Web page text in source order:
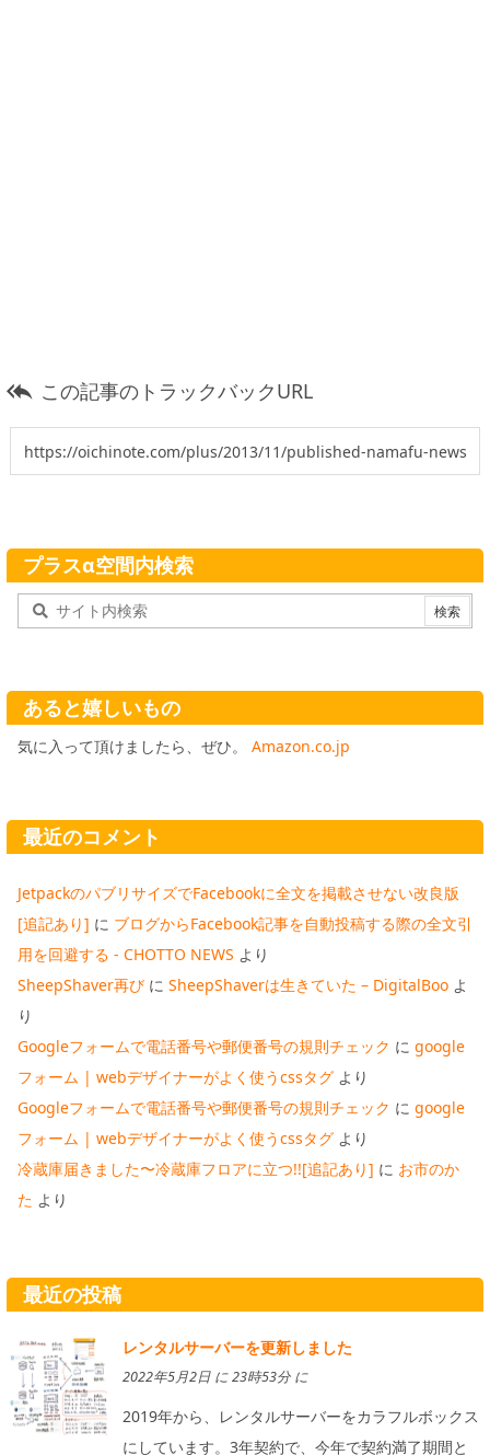
 この記事のトラックバックURL
プラスα空間内検索
あると嬉しいもの
気に入って頂けましたら、ぜひ。 Amazon.co.jp
最近のコメント
JetpackのパブリサイズでFacebookに全文を掲載させない改良版
[追記あり] に ブログからFacebook記事を自動投稿する際の全文引
用を回避する - CHOTTO NEWS より
SheepShaver再び に SheepShaverは生きていた – DigitalBoo よ
り
Googleフォームで電話番号や郵便番号の規則チェック に google
フォーム | webデザイナーがよく使うcssタグ より
Googleフォームで電話番号や郵便番号の規則チェック に google
フォーム | webデザイナーがよく使うcssタグ より
冷蔵庫届きました〜冷蔵庫フロアに立つ!![追記あり] に お市のか
た より
最近の投稿
レンタルサーバーを更新しました
2022年5月2日 に 23時53分 に
2019年から、レンタルサーバーをカラフルボックス
にしています。3年契約で、今年で契約満了期間と